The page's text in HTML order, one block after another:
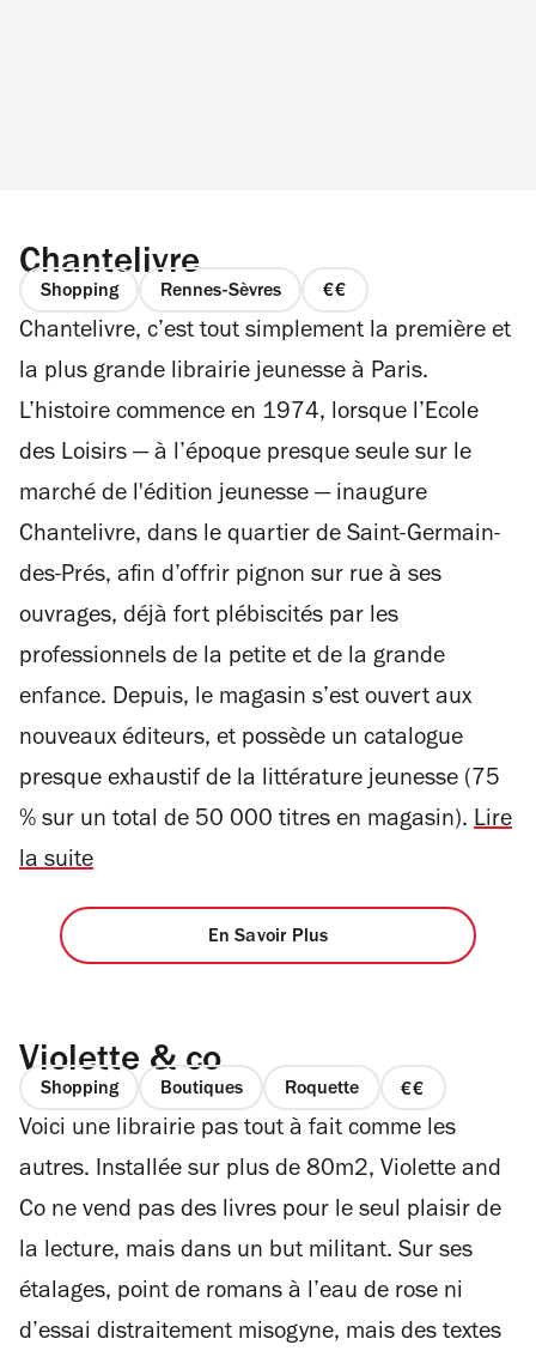
Chantelivre
Shopping Rennes-Sèvres
prix
2
sur
Chantelivre, c’est tout simplement la première et
la plus grande librairie jeunesse à Paris.
L’histoire commence en 1974, lorsque l’Ecole
des Loisirs — à l’époque presque seule sur le
marché de l'édition jeunesse — inaugure
Chantelivre, dans le quartier de Saint-Germain-
des-Prés, afin d’offrir pignon sur rue à ses
ouvrages, déjà fort plébiscités par les
professionnels de la petite et de la grande
enfance. Depuis, le magasin s’est ouvert aux
nouveaux éditeurs, et possède un catalogue
presque exhaustif de la littérature jeunesse (75
% sur un total de 50 000 titres en magasin). Lire
la suite
En Savoir Plus
Violette & co
Shopping Boutiques Roquette
prix
2
sur
Voici une librairie pas tout à fait comme les
autres. Installée sur plus de 80m2, Violette and
Co ne vend pas des livres pour le seul plaisir de
la lecture, mais dans un but militant. Sur ses
étalages, point de romans à l’eau de rose ni
d’essai distraitement misogyne, mais des textes